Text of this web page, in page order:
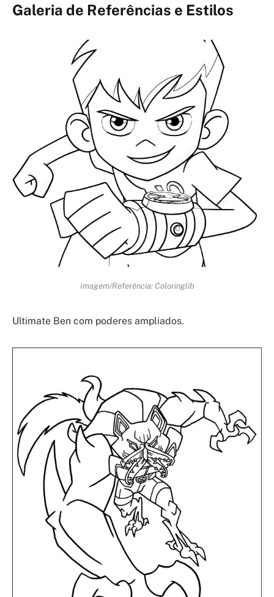
Galeria de Referências e Estilos
Imagem/Referência: Coloringlib
Ultimate Ben com poderes ampliados.